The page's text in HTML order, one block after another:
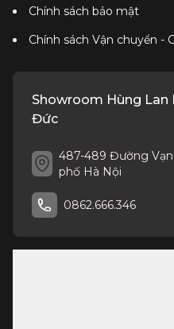
Chính sách bảo mật
Chính sách Vận chuyển -
Showroom Hùng Lan
Đức
487-489 Đường Vạn
phố Hà Nội
0862.666.346